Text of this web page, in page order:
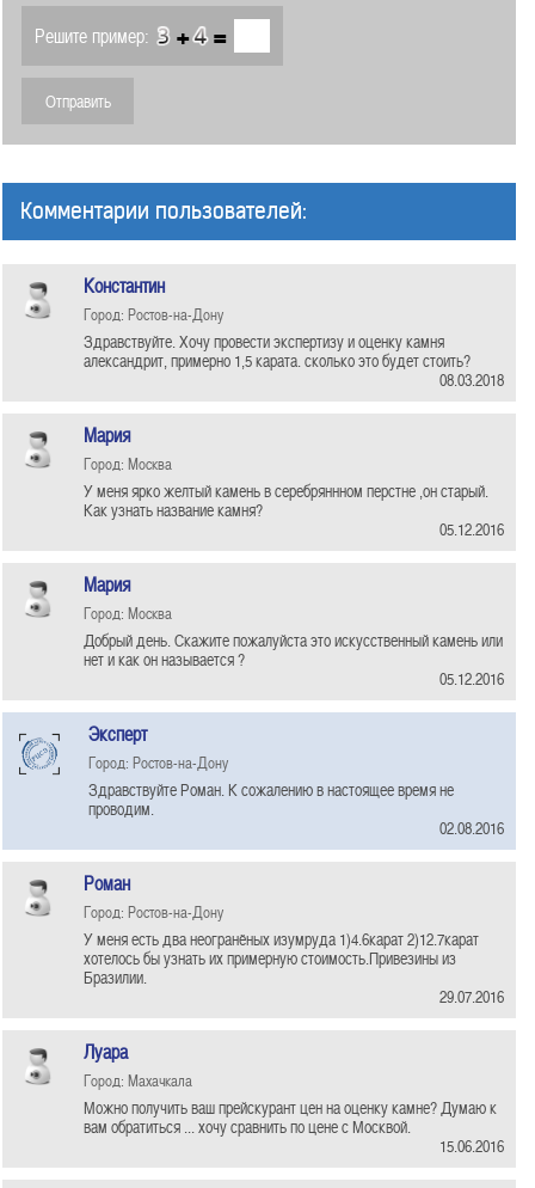
Решите пример: + =
Комментарии пользователей:
Константин
Город: Ростов-на-Дону
Здравствуйте. Хочу провести экспертизу и оценку камня
александрит, примерно 1,5 карата. сколько это будет стоить?
08.03.2018
Мария
Город: Москва
У меня ярко желтый камень в серебряннном перстне ,он старый.
Как узнать название камня?
05.12.2016
Мария
Город: Москва
Добрый день. Скажите пожалуйста это искусственный камень или
нет и как он называется ?
05.12.2016
Эксперт
Город: Ростов-на-Дону
Здравствуйте Роман. К сожалению в настоящее время не
проводим.
02.08.2016
Роман
Город: Ростов-на-Дону
У меня есть два неогранёных изумруда 1)4.6карат 2)12.7карат
хотелось бы узнать их примерную стоимость.Привезины из
Бразилии.
29.07.2016
Луара
Город: Махачкала
Можно получить ваш прейскурант цен на оценку камне? Думаю к
вам обратиться ... хочу сравнить по цене с Москвой.
15.06.2016